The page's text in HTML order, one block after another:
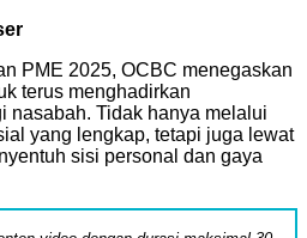
PME 2025, OCBC menegaskan
terus menghadirkan
nasabah. Tidak hanya melalui
yang lengkap, tetapi juga lewat
sisi personal dan gaya